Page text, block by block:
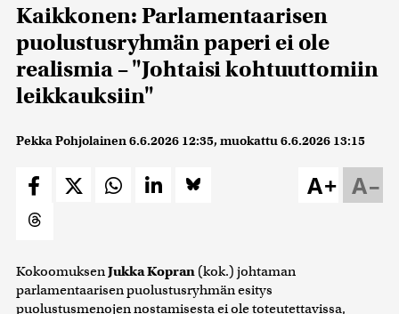
Kaikkonen: Parlamentaarisen
puolustusryhmän paperi ei ole
realismia – "Johtaisi kohtuuttomiin
leikkauksiin"
Pekka Pohjolainen6.6.2026 12:35, muokattu6.6.2026 13:15
A–
A+
KokoomuksenJukka Kopran (kok.) johtaman
parlamentaarisen puolustusryhmän esitys
puolustusmenojen nostamisesta ei ole toteutettavissa,